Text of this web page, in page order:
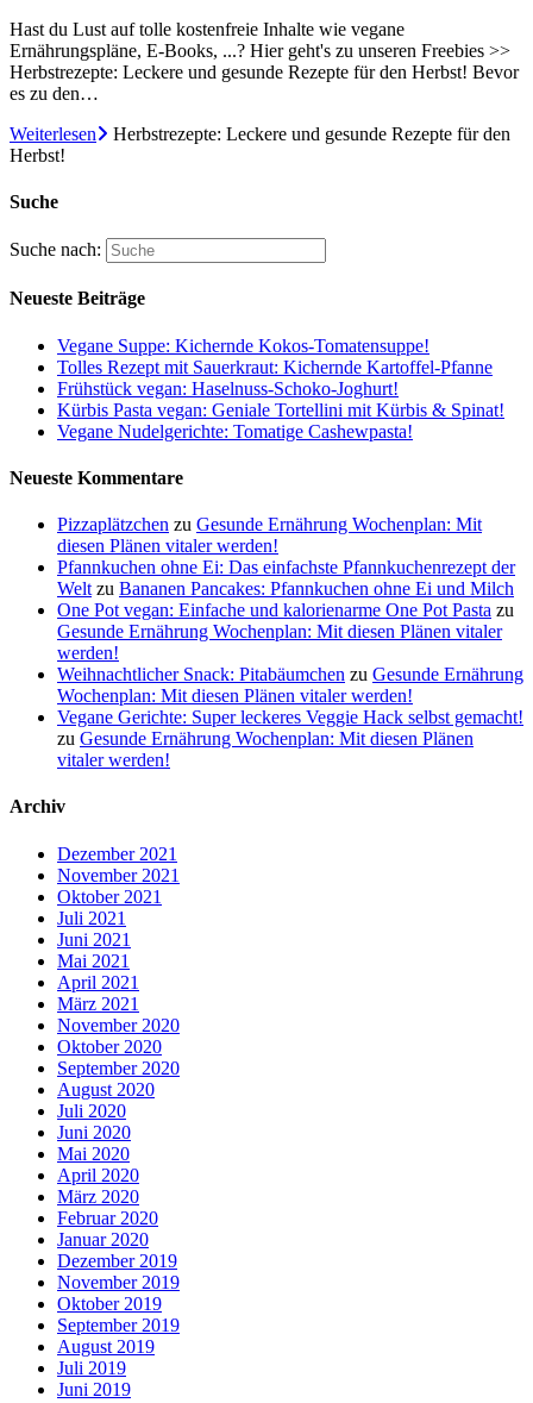
Hast du Lust auf tolle kostenfreie Inhalte wie vegane
Ernährungspläne, E-Books, ...? Hier geht's zu unseren Freebies >>
Herbstrezepte: Leckere und gesunde Rezepte für den Herbst! Bevor
es zu den…
Weiterlesen
Herbstrezepte: Leckere und gesunde Rezepte für den
Herbst!
Suche
Suche nach:
Neueste Beiträge
Vegane Suppe: Kichernde Kokos-Tomatensuppe!
Tolles Rezept mit Sauerkraut: Kichernde Kartoffel-Pfanne
Frühstück vegan: Haselnuss-Schoko-Joghurt!
Kürbis Pasta vegan: Geniale Tortellini mit Kürbis & Spinat!
Vegane Nudelgerichte: Tomatige Cashewpasta!
Neueste Kommentare
Pizzaplätzchen zu Gesunde Ernährung Wochenplan: Mit
diesen Plänen vitaler werden!
Pfannkuchen ohne Ei: Das einfachste Pfannkuchenrezept der
Welt zu Bananen Pancakes: Pfannkuchen ohne Ei und Milch
One Pot vegan: Einfache und kalorienarme One Pot Pasta zu
Gesunde Ernährung Wochenplan: Mit diesen Plänen vitaler
werden!
Weihnachtlicher Snack: Pitabäumchen zu Gesunde Ernährung
Wochenplan: Mit diesen Plänen vitaler werden!
Vegane Gerichte: Super leckeres Veggie Hack selbst gemacht!
zu Gesunde Ernährung Wochenplan: Mit diesen Plänen
vitaler werden!
Archiv
Dezember 2021
November 2021
Oktober 2021
Juli 2021
Juni 2021
Mai 2021
April 2021
März 2021
November 2020
Oktober 2020
September 2020
August 2020
Juli 2020
Juni 2020
Mai 2020
April 2020
März 2020
Februar 2020
Januar 2020
Dezember 2019
November 2019
Oktober 2019
September 2019
August 2019
Juli 2019
Juni 2019